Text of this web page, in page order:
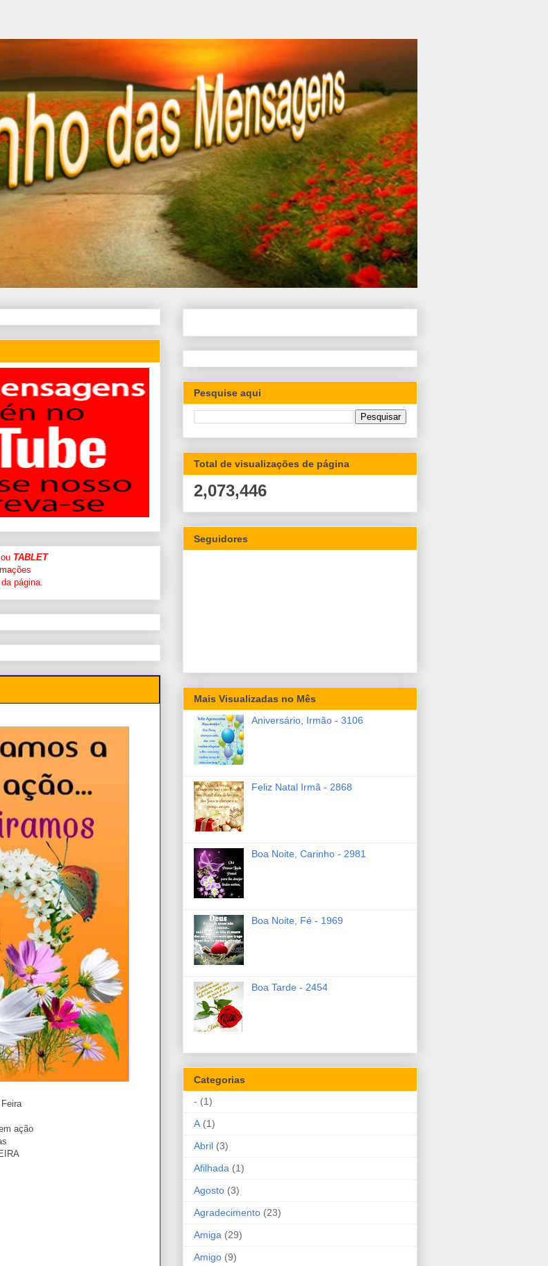
TABLET
página.
ação
Pesquise aqui
Total de visualizações de página
2,073,446
Seguidores
Mais Visualizadas no Mês
Aniversário, Irmão - 3106
Feliz Natal Irmã - 2868
Boa Noite, Carinho - 2981
Boa Noite, Fé - 1969
Boa Tarde - 2454
Categorias
- (1)
A (1)
Abril (3)
Afilhada (1)
Agosto (3)
Agradecimento (23)
Amiga (29)
Amigo (9)